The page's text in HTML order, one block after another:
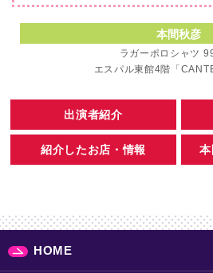
本間秋彦
ラガーポロシャツ
エスパル東館4階「
出演者紹介
紹介したお店・情報
HOME